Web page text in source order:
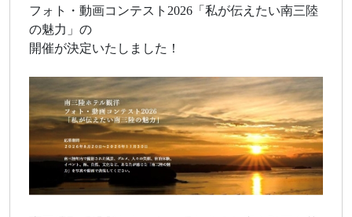
フォト・動画コンテスト2026「私が伝えたい南三陸
の魅力」の
開催が決定いたしました！